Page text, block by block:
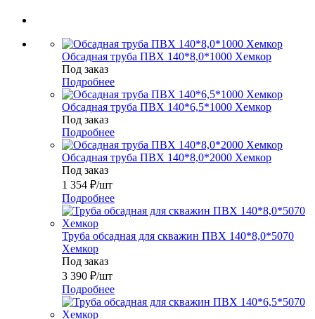
Обсадная труба ПВХ 140*8,0*1000 Хемкор
Под заказ
Подробнее
Обсадная труба ПВХ 140*6,5*1000 Хемкор
Под заказ
Подробнее
Обсадная труба ПВХ 140*8,0*2000 Хемкор
Под заказ
1 354 ₽/шт
Подробнее
Труба обсадная для скважин ПВХ 140*8,0*5070
Хемкор
Под заказ
3 390 ₽/шт
Подробнее